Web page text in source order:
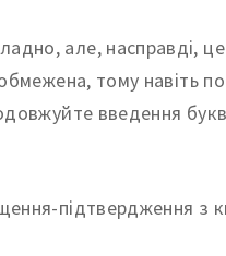
але, насправді,
тому навіть
введення
підтвердження з